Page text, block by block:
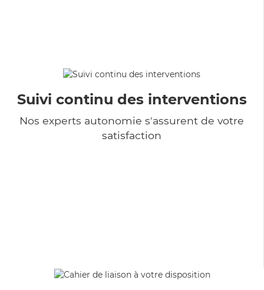
Suivi continu des interventions
Nos experts autonomie s'assurent de votre
satisfaction